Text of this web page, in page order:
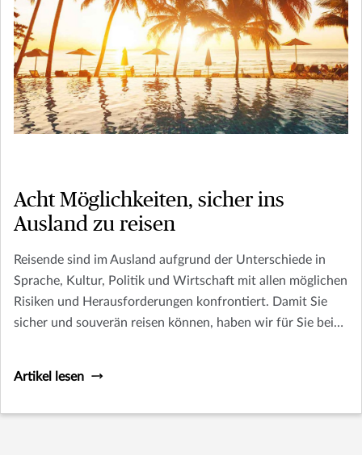
Acht Möglichkeiten, sicher ins
Ausland zu reisen
Reisende sind im Ausland aufgrund der Unterschiede in
Sprache, Kultur, Politik und Wirtschaft mit allen möglichen
Risiken und Herausforderungen konfrontiert. Damit Sie
sicher und souverän reisen können, haben wir für Sie bei
Artikel lesen